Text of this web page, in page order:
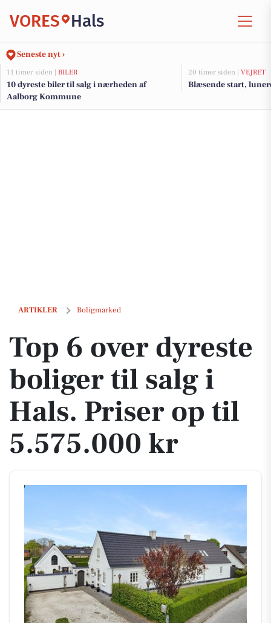
VORES Hals
Seneste nyt ›
11 timer siden | BILER
10 dyreste biler til salg i nærheden af
Aalborg Kommune
20 timer siden | VEJRET
Blæsende start,
ARTIKLER Boligmarked
Top 6 over dyreste boliger til salg i Hals. Priser op til 5.575.000 kr
Top 6 over dyreste
boliger til salg i
Hals. Priser op til
5.575.000 kr